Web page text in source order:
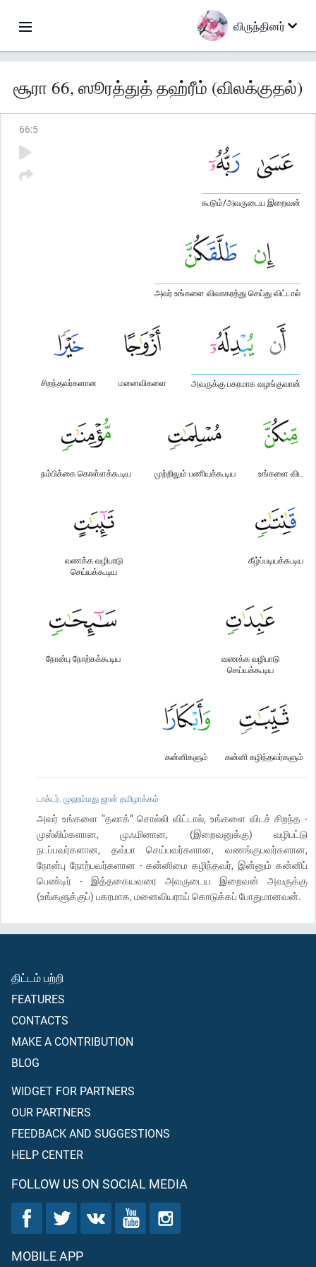
விருந்தினர்
சூரா 66, ஸூரத்துத் தஹ்ரீம் (விலக்குதல்)
66:5
கூடும்/அவருடைய இறைவன்
அவர் உங்களை விவாகரத்து செய்து விட்டால்
அவருக்கு பகரமாக வழங்குவான்
மனைவிகளை
சிறந்தவர்களான
உங்களை விட
முற்றிலும் பணியக்கூடிய
நம்பிக்கை கொள்ளக்கூடிய
கீழ்ப்படியக்கூடிய
வணக்க வழிபாடு
செய்யக்கூடிய
வணக்க வழிபாடு
செய்யக்கூடிய
நோன்பு நோற்கக்கூடிய
கன்னி கழிந்தவர்களும்
கன்னிகளும்
டாக்டர். முஹம்மது ஜான் தமிழாக்கம்
அவர் உங்களை “தலாக்” சொல்லி விட்டால், உங்களை விடச் சிறந்த -
முஸ்லிம்களான, முஃமினான, (இறைவனுக்கு) வழிபட்டு
நடப்பவர்களான, தவ்பா செய்பவர்களான, வணங்குபவர்களான,
நோன்பு நோற்பவர்களான - கன்னிமை கழிந்தவர், இன்னும் கன்னிப்
பெண்டிர் - இத்தகையவரை அவருடைய இறைவன் அவருக்கு
(உங்களுக்குப்) பகரமாக, மனைவியராய் கொடுக்கப் போதுமானவன்.
திட்டம் பற்றி
FEATURES
CONTACTS
MAKE A CONTRIBUTION
BLOG
WIDGET FOR PARTNERS
OUR PARTNERS
FEEDBACK AND SUGGESTIONS
HELP CENTER
FOLLOW US ON SOCIAL MEDIA
MOBILE APP